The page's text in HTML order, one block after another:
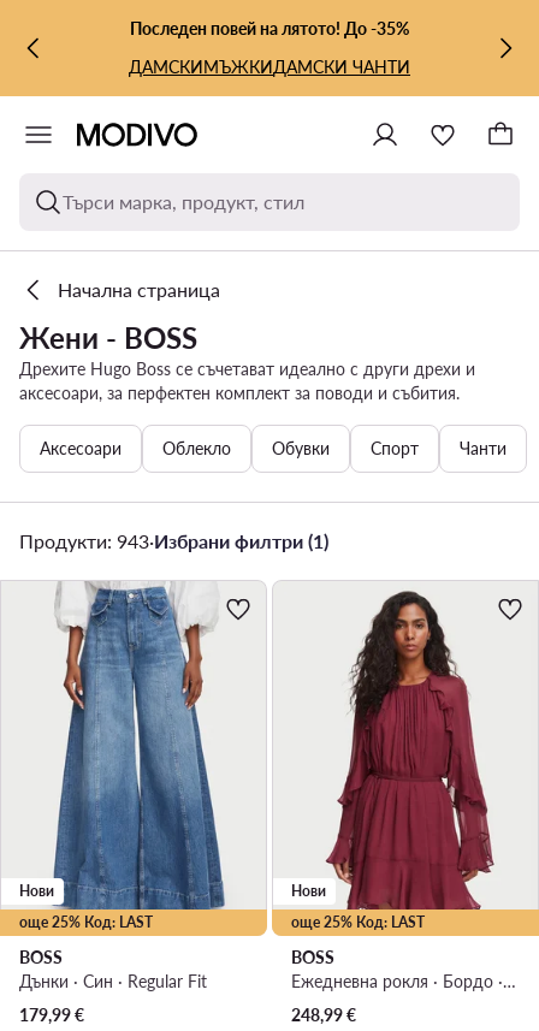
КЪМ ОСНОВНОТО СЪДЪРЖАНИЕ
КЪМ ТЪРСЕНЕПоследен повей на лятото! До -35%
ДАМСКИМЪЖКИДАМСКИ ЧАНТИ
Търси марка, продукт, стил
Начална страница
Жени - BOSS
Дрехите Hugo Boss се съчетават идеално с други дрехи и
аксесоари, за перфектен комплект за поводи и събития.
Аксесоари Облекло Обувки Спорт Чанти
Продукти: 943·Избрани филтри (1)
още 25% Код: LAST
Нови
BOSS
Дънки · Син · Regular Fit
179,99€
още 25% Код: LAST
Нови
BOSS
Ежедневна рокля · Бордо · Мини
248,99€